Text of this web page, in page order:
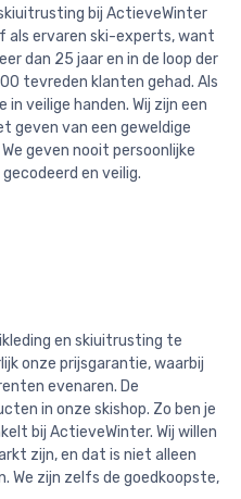
bij ActieveWinter
als ervaren ski-experts, want
dan 25 jaar en in de loop der
tevreden klanten gehad. Als
veilige handen. Wij zijn een
geven van een geweldige
geven nooit persoonlijke
en veilig.
en skiuitrusting te
onze prijsgarantie, waarbij
evenaren. De
in onze skishop. Zo ben je
bij ActieveWinter. Wij willen
zijn, en dat is niet alleen
We zijn zelfs de goedkoopste,